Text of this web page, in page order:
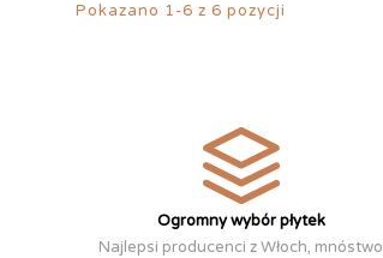
Pokazano 1-6 z 6 pozycji
Ogromny wybór płytek
Najlepsi producenci z Włoch, mnóstwo